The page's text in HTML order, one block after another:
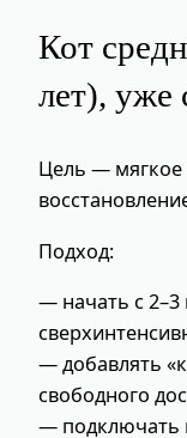
Кот
лет), уже
Цель — мягкое
Подход:
— начать с 2–3
— добавлять
свободного
— подключать